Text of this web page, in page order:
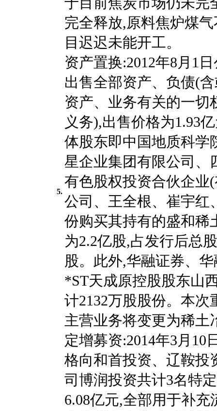
完全释放,原料焦炉煤
目迟迟未能开工。
5.
资产置换:2012年8月1
出售全部资产、负债(
资产、业务有关的一切
义务),出售价格为1.93
体股东即中国地质科学
星企业集团有限公司、
有色股权投资合伙企业
公司、王全根、崔宇红
份购买其持有的盛和稀
为2.2亿股,占发行后总
股。此外,华融证券、
*ST天成原控股股东山
计2132万股股份。本
主营业务将变更为稀土
定增募资:2014年3月10
格向和首投资、辽鞍投
司博润投资共计3名特
6.08亿元,全部用于补